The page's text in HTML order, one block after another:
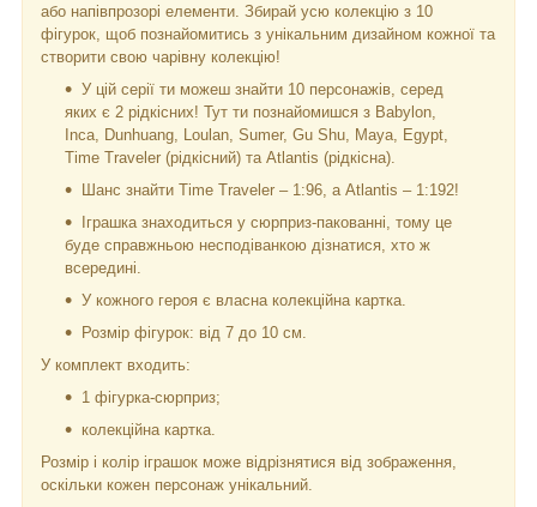
або напівпрозорі елементи. Збирай усю колекцію з 10
фігурок, щоб познайомитись з унікальним дизайном кожної та
створити свою чарівну колекцію!
У цій серії ти можеш знайти 10 персонажів, серед
яких є 2 рідкісних! Тут ти познайомишся з Babylon,
Inca, Dunhuang, Loulan, Sumer, Gu Shu, Maya, Egypt,
Time Traveler (рідкісний) та Atlantis (рідкісна).
Шанс знайти Time Traveler – 1:96, а Atlantis – 1:192!
Іграшка знаходиться у сюрприз-пакованні, тому це
буде справжньою несподіванкою дізнатися, хто ж
всередині.
У кожного героя є власна колекційна картка.
Розмір фігурок: від 7 до 10 см.
У комплект входить:
1 фігурка-сюрприз;
колекційна картка.
Розмір і колір іграшок може відрізнятися від зображення,
оскільки кожен персонаж унікальний.